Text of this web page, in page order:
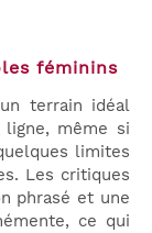
féminins
terrain idéal
même si
limites
Les critiques
phrasé et une
ce qui